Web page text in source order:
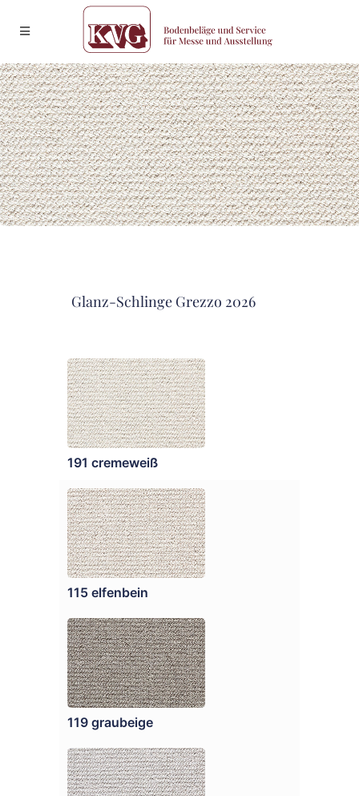
Glanz-Schlinge Grezzo 2026
191 cremeweiß
115 elfenbein
119 graubeige